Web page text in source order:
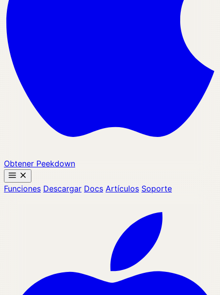
Obtener Peekdown
Funciones Descargar Docs Artículos Soporte